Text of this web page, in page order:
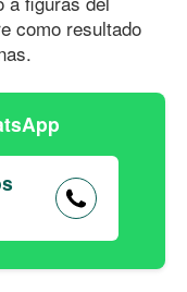
como resultado